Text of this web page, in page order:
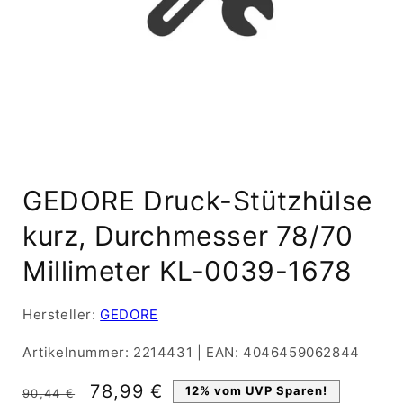
in
Modal
GEDORE Druck-Stützhülse
kurz, Durchmesser 78/70
Millimeter KL-0039-1678
Hersteller: GEDORE
Artikelnummer: 2214431 EAN: 4046459062844
Normaler
90,44 € Verkaufspreis
78,99 € 12% vom UVP Sparen!